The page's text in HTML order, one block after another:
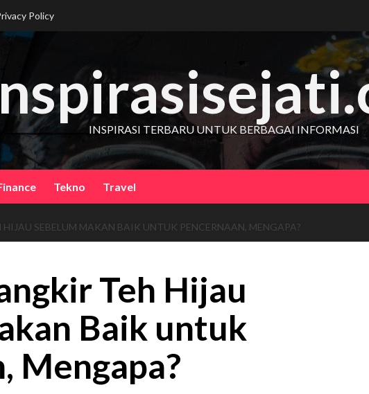
Policy
INSPIRASI TERBARU UNTUK BERBAGAI INFORMASI
Tekno Travel
SEBELUM MAKAN BAIK UNTUK PENCERNAAN, MENGAPA?
Teh Hijau
Baik untuk
Mengapa?